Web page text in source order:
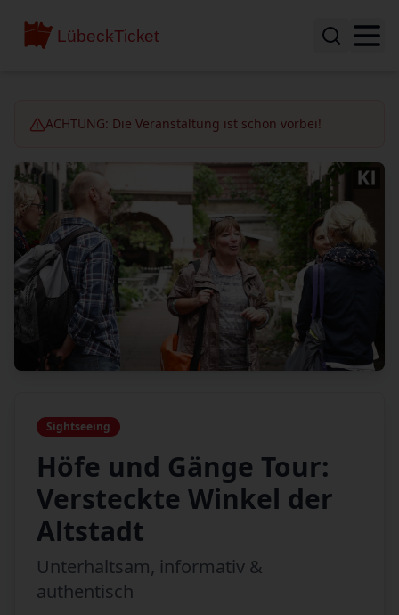
ACHTUNG: Die Veranstaltung ist schon vorbei!
Sightseeing
Höfe und Gänge Tour:
Versteckte Winkel der
Altstadt
Unterhaltsam, informativ &
authentisch